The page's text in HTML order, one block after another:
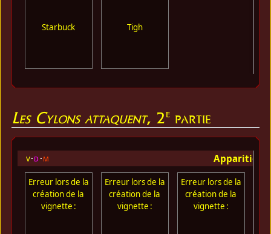
Starbuck Tigh
Les Cylons attaquent, 2e partie
v d m Apparition
Erreur lors de la
création de la
vignette :
Erreur lors de la
création de la
vignette :
Erreur lors de la
création de la
vignette :